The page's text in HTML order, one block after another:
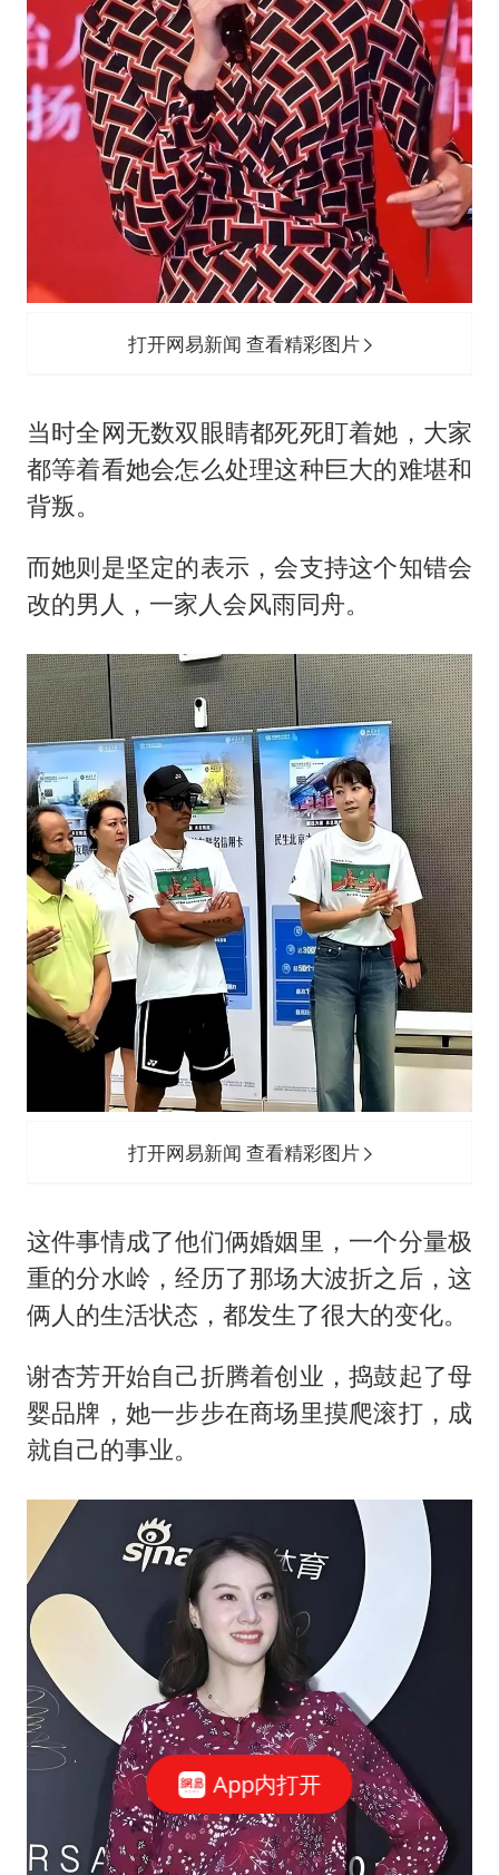
打开网易新闻 查看精彩图片
当时全网无数双眼睛都死死盯着她，大家
都等着看她会怎么处理这种巨大的难堪和
背叛。
而她则是坚定的表示，会支持这个知错会
改的男人，一家人会风雨同舟。
打开网易新闻 查看精彩图片
这件事情成了他们俩婚姻里，一个分量极
重的分水岭，经历了那场大波折之后，这
俩人的生活状态，都发生了很大的变化。
谢杏芳开始自己折腾着创业，捣鼓起了母
婴品牌，她一步步在商场里摸爬滚打，成
就自己的事业。
App内打开